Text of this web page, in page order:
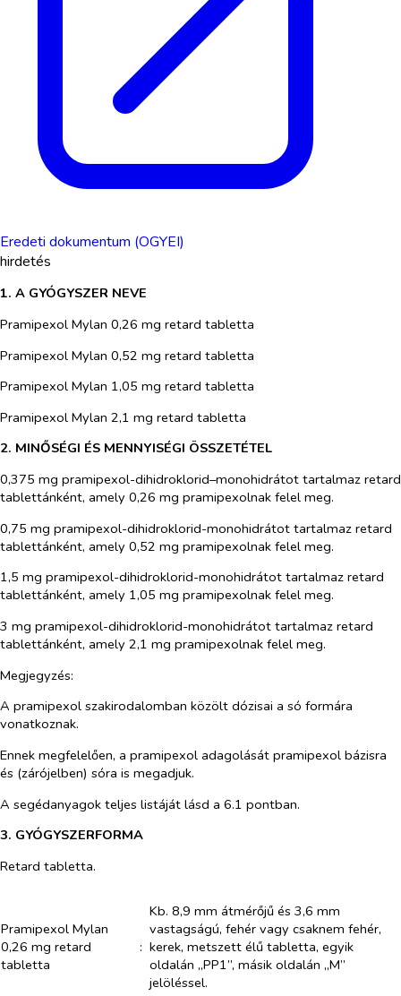
Eredeti dokumentum (OGYEI)
hirdetés
1. A GYÓGYSZER NEVE
Pramipexol Mylan 0,26 mg retard tabletta
Pramipexol Mylan 0,52 mg retard tabletta
Pramipexol Mylan 1,05 mg retard tabletta
Pramipexol Mylan 2,1 mg retard tabletta
2. MINŐSÉGI ÉS MENNYISÉGI ÖSSZETÉTEL
0,375 mg pramipexol-dihidroklorid–monohidrátot tartalmaz retard
tablettánként, amely 0,26 mg pramipexolnak felel meg.
0,75 mg pramipexol-dihidroklorid-monohidrátot tartalmaz retard
tablettánként, amely 0,52 mg pramipexolnak felel meg.
1,5 mg pramipexol-dihidroklorid-monohidrátot tartalmaz retard
tablettánként, amely 1,05 mg pramipexolnak felel meg.
3 mg pramipexol-dihidroklorid-monohidrátot tartalmaz retard
tablettánként, amely 2,1 mg pramipexolnak felel meg.
Megjegyzés:
A pramipexol szakirodalomban közölt dózisai a só formára
vonatkoznak.
Ennek megfelelően, a pramipexol adagolását pramipexol bázisra
és (zárójelben) sóra is megadjuk.
A segédanyagok teljes listáját lásd a 6.1 pontban.
3. GYÓGYSZERFORMA
Retard tabletta.
Pramipexol Mylan
0,26 mg retard
tabletta
:
Kb. 8,9 mm átmérőjű és 3,6 mm
vastagságú, fehér vagy csaknem fehér,
kerek, metszett élű tabletta, egyik
oldalán „PP1”, másik oldalán „M”
jelöléssel.